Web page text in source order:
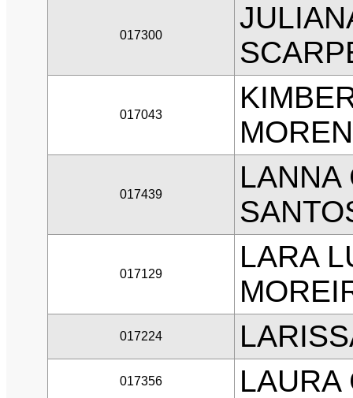
017300
017043
017439
LANNA
017129
LARA
017224
017356 LAURA